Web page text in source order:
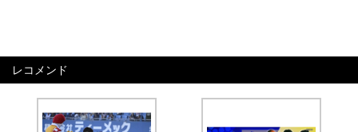
レコメンド